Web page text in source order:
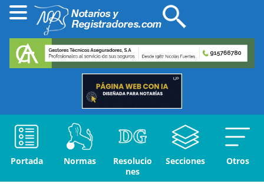
Portada Normas
Resolucio
nes
Secciones Otros